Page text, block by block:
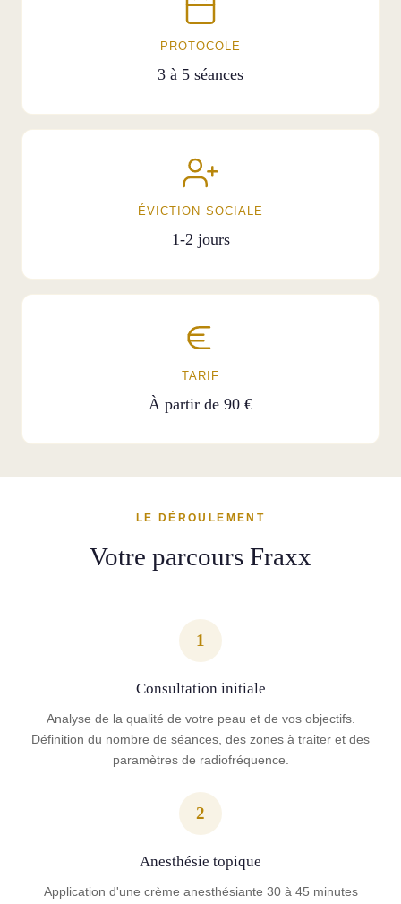
PROTOCOLE
3 à 5 séances
ÉVICTION SOCIALE
1-2 jours
TARIF
À partir de 90 €
LE DÉROULEMENT
Votre parcours Fraxx
1
Consultation initiale
Analyse de la qualité de votre peau et de vos objectifs.
Définition du nombre de séances, des zones à traiter et des
paramètres de radiofréquence.
2
Anesthésie topique
Application d'une crème anesthésiante 30 à 45 minutes